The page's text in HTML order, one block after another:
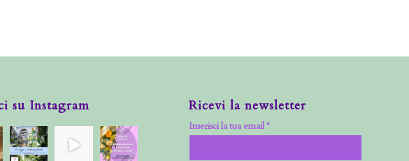
su Instagram Ricevi la newsletter
Inserisci la tua email *